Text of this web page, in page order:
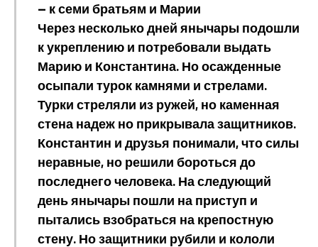
— к семи братьям и Марии
Через несколько дней янычары подошли
к укреплению и потребовали выдать
Марию и Константина. Но осажденные
осыпали турок камнями и стрелами.
Турки стреляли из ружей, но каменная
стена надеж но прикрывала защитников.
Константин и друзья понимали, что силы
неравные, но решили бороться до
последнего человека. На следующий
день янычары пошли на приступ и
пытались взобраться на крепостную
стену. Но защитники рубили и кололи